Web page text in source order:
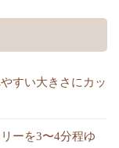
すい大きさにカッ
ーを3〜4分程ゆ